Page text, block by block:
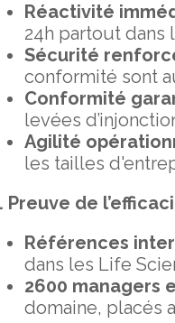
Réactivité
24h partout dans
Sécurité
conformité sont
Conformité
levées
Agilité
les tailles
Preuve de
Références
dans les Life
2600 managers
domaine, placés